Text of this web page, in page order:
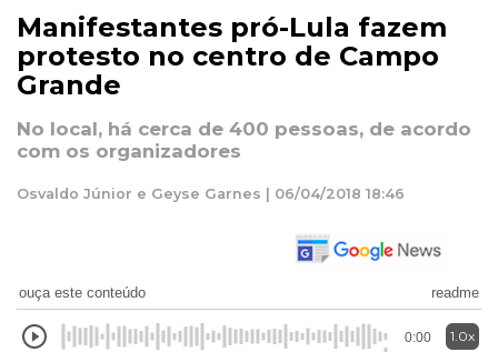
Manifestantes pró-Lula fazem
protesto no centro de Campo
Grande
No local, há cerca de 400 pessoas, de acordo
com os organizadores
Osvaldo Júnior e Geyse Garnes | 06/04/2018 18:46
ouça este conteúdo readme
0:00 1.0x